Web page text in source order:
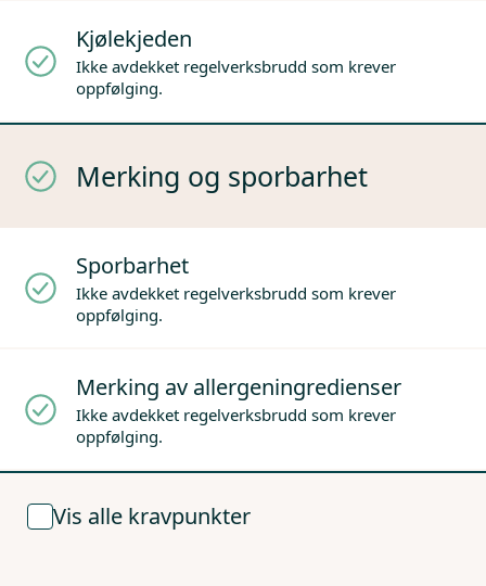
Kjølekjeden
Ikke avdekket regelverksbrudd som krever
oppfølging.
Merking og sporbarhet
Sporbarhet
Ikke avdekket regelverksbrudd som krever
oppfølging.
Merking av allergeningredienser
Ikke avdekket regelverksbrudd som krever
oppfølging.
Vis alle kravpunkter